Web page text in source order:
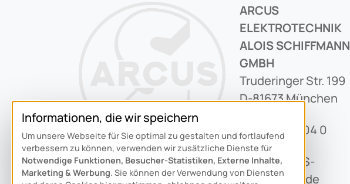
ARCUS
ELEKTROTECHNIK
ALOIS SCHIFFMANN
GMBH
Truderinger Str. 199
D-81673 München
+49 89 436 04 0
info@ARCUS-
Schiffmann.de
Informationen, die wir speichern
Um unsere Webseite für Sie optimal zu gestalten und fortlaufend
verbessern zu können, verwenden wir zusätzliche Dienste für
Notwendige Funktionen, Besucher-Statistiken, Externe Inhalte,
Marketing & Werbung. Sie können der Verwendung von Diensten